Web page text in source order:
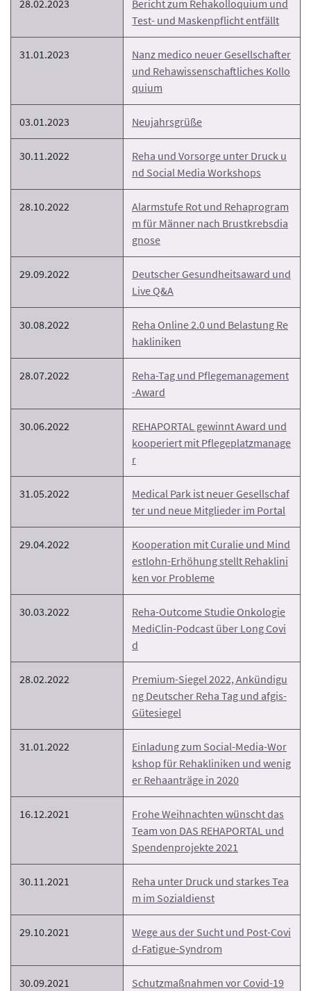
28.02.2023
Bericht zum Rehakolloquium und
Test- und Maskenpflicht entfällt
31.01.2023
Nanz medico neuer Gesellschafter
und Rehawissenschaftliches Kollo
quium
03.01.2023 Neujahrsgrüße
30.11.2022
Reha und Vorsorge unter Druck u
nd Social Media Workshops
28.10.2022
Alarmstufe Rot und Rehaprogram
m für Männer nach Brustkrebsdia
gnose
29.09.2022
Deutscher Gesundheitsaward und
Live Q&A
30.08.2022
Reha Online 2.0 und Belastung Re
hakliniken
28.07.2022
Reha-Tag und Pflegemanagement
-Award
30.06.2022
REHAPORTAL gewinnt Award und
kooperiert mit Pflegeplatzmanage
r
31.05.2022
Medical Park ist neuer Gesellschaf
ter und neue Mitglieder im Portal
29.04.2022
Kooperation mit Curalie und Mind
estlohn-Erhöhung stellt Rehaklini
ken vor Probleme
30.03.2022
Reha-Outcome Studie Onkologie
MediClin-Podcast über Long Covi
d
28.02.2022
Premium-Siegel 2022, Ankündigu
ng Deutscher Reha Tag und afgis-
Gütesiegel
31.01.2022
Einladung zum Social-Media-Wor
kshop für Rehakliniken und wenig
er Rehaanträge in 2020
16.12.2021
Frohe Weihnachten wünscht das
Team von DAS REHAPORTAL und
Spendenprojekte 2021
30.11.2021
Reha unter Druck und starkes Tea
m im Sozialdienst
29.10.2021
Wege aus der Sucht und Post-Covi
d-Fatigue-Syndrom
30.09.2021
Schutzmaßnahmen vor Covid-19